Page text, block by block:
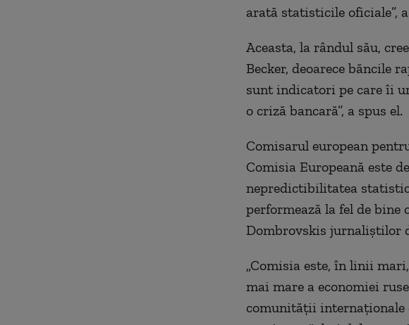
arată statisticile oficiale”,
Aceasta, la rândul său,
Becker, deoarece băncile
sunt indicatori pe care îi
o criză bancară”, a spus el.
Comisarul european
Comisia Europeană este
nepredictibilitatea
performează la fel de bine
Dombrovskis jurnaliștilor
„Comisia este, în linii
mai mare a economiei
comunității internaționale